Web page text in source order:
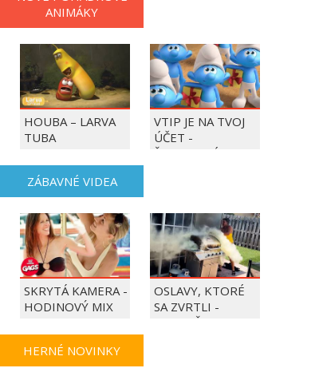
ANIMÁKY
HOUBA – LARVA
TUBA
VTIP JE NA TVOJ
ÚČET -
ŠMOULOVÉ
ZÁBAVNÉ VIDEA
SKRYTÁ KAMERA -
HODINOVÝ MIX
OSLAVY, KTORÉ
SA ZVRTLI -
NAJLEPŠIE
HERNÉ NOVINKY